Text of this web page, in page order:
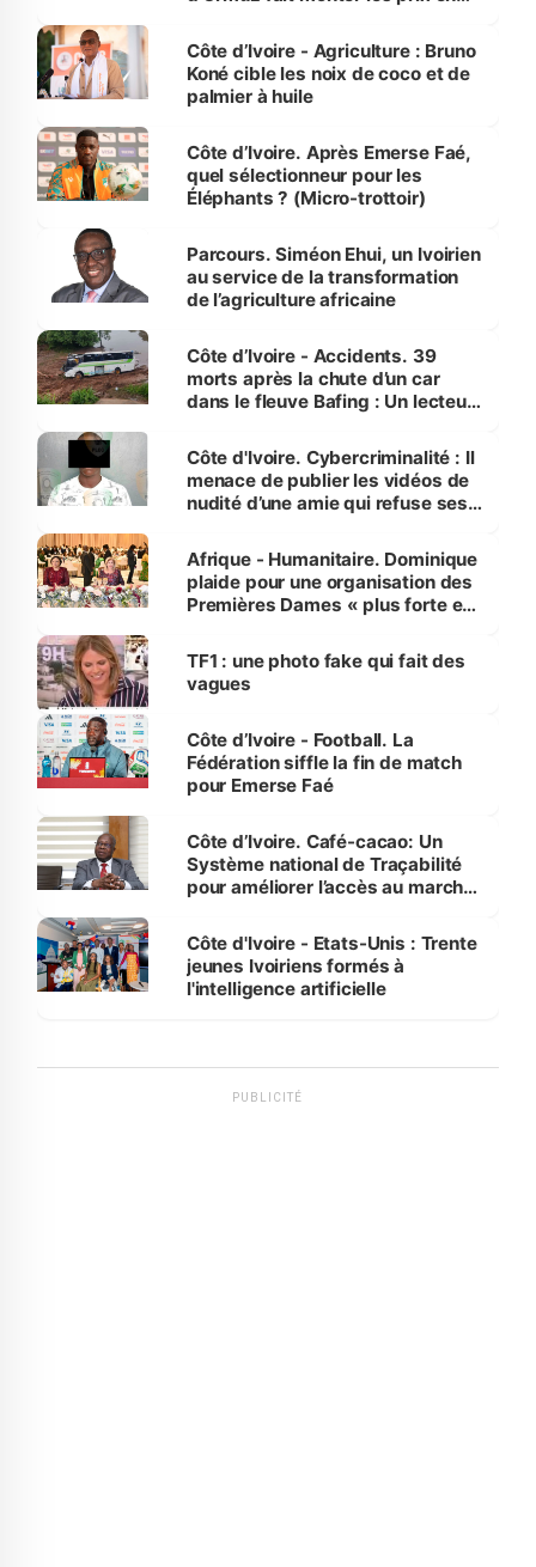
Côte d’Ivoire - Agriculture : Bruno
Koné cible les noix de coco et de
palmier à huile
Côte d’Ivoire. Après Emerse Faé,
quel sélectionneur pour les
Éléphants ? (Micro-trottoir)
Parcours. Siméon Ehui, un Ivoirien
au service de la transformation
de l’agriculture africaine
Côte d’Ivoire - Accidents. 39
morts après la chute d’un car
dans le fleuve Bafing : Un lecteur
des Transports
Côte d'Ivoire. Cybercriminalité : Il
menace de publier les vidéos de
nudité d’une amie qui refuse ses
Afrique - Humanitaire. Dominique
plaide pour une organisation des
Premières Dames « plus forte et
sur la scène internationale »
TF1 : une photo fake qui fait des
vagues
Côte d’Ivoire - Football. La
Fédération siffle la fin de match
pour Emerse Faé
Côte d’Ivoire. Café-cacao: Un
Système national de Traçabilité
pour améliorer l’accès au marché
Côte d'Ivoire - Etats-Unis : Trente
jeunes Ivoiriens formés à
l'intelligence artificielle
PUBLICITÉ